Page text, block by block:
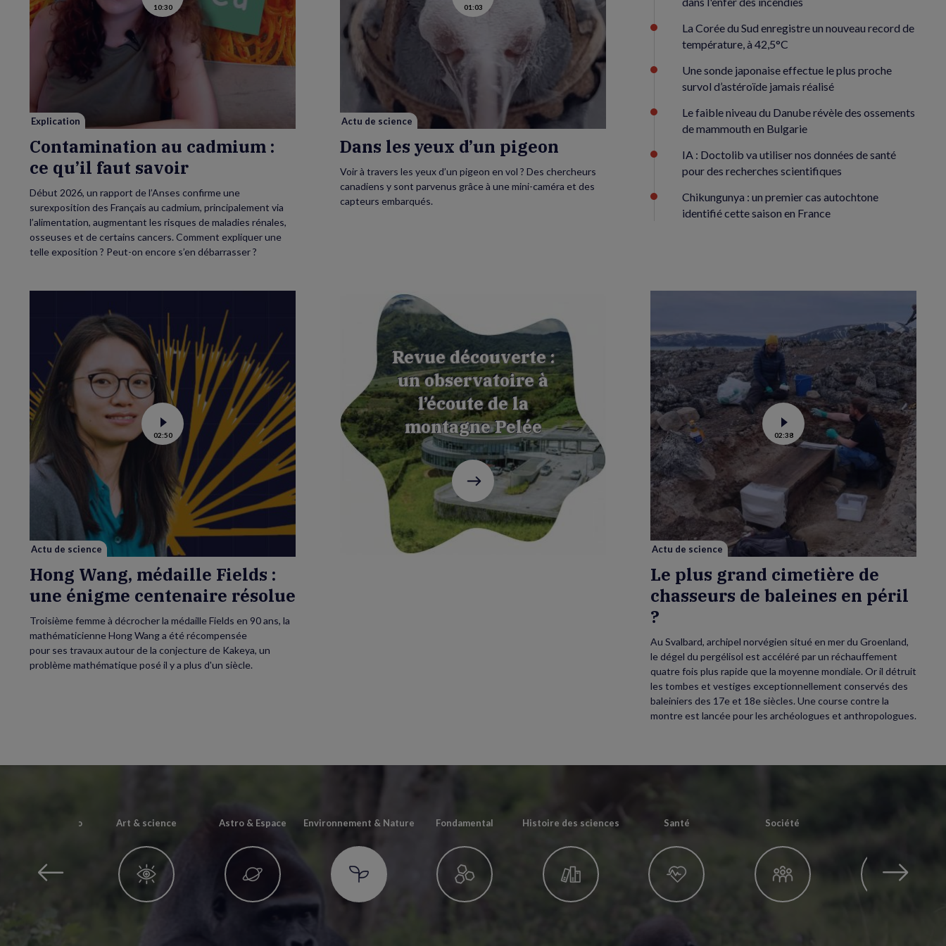
la
vidéo
au
cadmium :
ce
10:30
Explication
Contamination au cadmium :
ce qu’il faut savoir
Début 2026, un rapport de l’Anses confirme une
surexposition des Français au cadmium, principalement via
l’alimentation, augmentant les risques de maladies rénales,
osseuses et de certains cancers. Comment expliquer une
telle exposition ? Peut-on encore s’en débarrasser ?
la
vidéo
01:03
Actu de science
Dans les yeux d’un pigeon
Voir à travers les yeux d’un pigeon en vol ? Des chercheurs
canadiens y sont parvenus grâce à une mini-caméra et des
capteurs embarqués.
La Corée du Sud enregistre un nouveau record de
température, à 42,5°C
Une sonde japonaise effectue le plus proche
survol d’astéroïde jamais réalisé
Le faible niveau du Danube révèle des ossements
de mammouth en Bulgarie
IA : Doctolib va utiliser nos données de santé
pour des recherches scientifiques
Chikungunya : un premier cas autochtone
identifié cette saison en France
Voir
la
vidéo
Hong
Wang,
médaille
Fields
une
énigme
centenaire
résolue
02:50
Actu de science
Hong Wang, médaille Fields :
une énigme centenaire résolue
Troisième femme à décrocher la médaille Fields en 90 ans, la
mathématicienne Hong Wang a été récompensée
pour ses travaux autour de la conjecture de Kakeya, un
problème mathématique posé il y a plus d'un siècle.
Revue découverte :
un observatoire à
l’écoute de la
montagne Pelée
C'est
parti
!
Voir
la
vidéo
grand
cimetière
chasseurs
de
baleines
en
?
02:38
Actu de science
Le plus grand cimetière de
chasseurs de baleines en péril
?
Au Svalbard, archipel norvégien situé en mer du Groenland,
le dégel du pergélisol est accéléré par un réchauffement
quatre fois plus rapide que la moyenne mondiale. Or il détruit
les tombes et vestiges exceptionnellement conservés des
baleiniers des 17e et 18e siècles. Une course contre la
montre est lancée pour les archéologues et anthropologues.
& Paléonto Art & science Astro & Espace Environnement & Nature Fondamental Histoire des sciences Santé Société